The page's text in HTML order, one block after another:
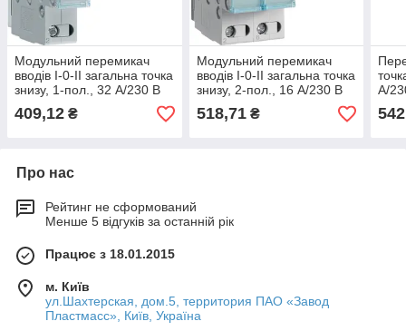
Модульний перемикач
вводів I-0-II загальна точка
знизу, 1-пол., 32 А/230 В
Hager
409,12 ₴
Модульний перемикач
вводів I-0-II загальна точка
знизу, 2-пол., 16 А/230 В
Hager
518,71₴
А/
Про нас
Рейтинг не сформований
Менше 5 відгуків за останній рік
Працює з 18.01.2015
м. Київ
ул.Шахтерская, дом.5, территория ПАО «Завод
Пластмасс», Київ, Україна